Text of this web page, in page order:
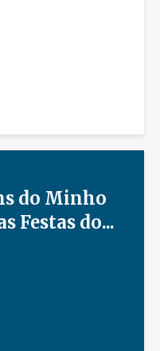
do Minho
Festas do...